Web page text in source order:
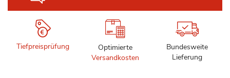
Tiefpreisprüfung
Optimierte
Versandkosten
Bundesweite
Lieferung